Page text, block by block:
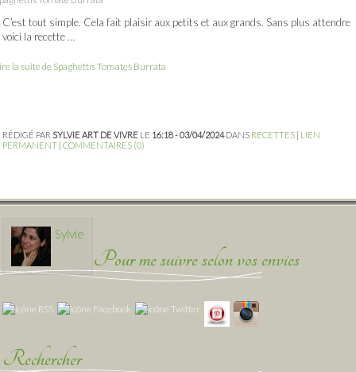
C’est tout simple. Cela fait plaisir aux petits et aux grands. Sans plus attendre
voici la recette …
la suite de Spaghettis Tomates Burrata
RÉDIGÉ PAR SYLVIE ART DE VIVRE LE 16:18 - 03/04/2024DANS RECETTES | LIEN
PERMANENT | COMMENTAIRES (0)
Sylvie
Pour me suivre selon vos envies
Rechercher